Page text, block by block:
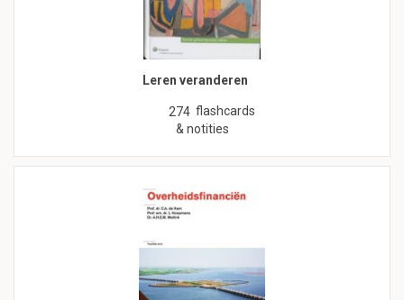
Leren veranderen
274 flashcards
& notities